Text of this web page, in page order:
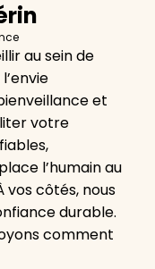
au sein de
et
votre
l’humain au
côtés, nous
durable.
comment